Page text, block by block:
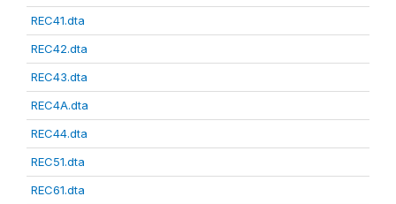
REC41.dta
REC42.dta
REC43.dta
REC4A.dta
REC44.dta
REC51.dta
REC61.dta